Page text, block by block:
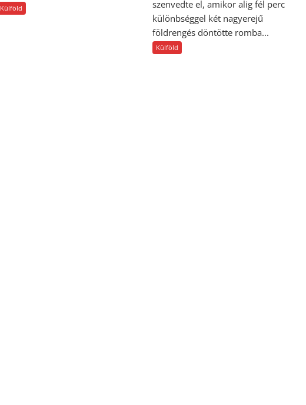
Külföld
szenvedte el, amikor alig fél perc
különbséggel két nagyerejű
földrengés döntötte romba...
Külföld